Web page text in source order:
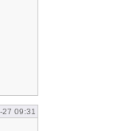
27 09:31